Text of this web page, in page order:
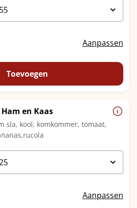
Aanpassen
Toevoegen
en Kaas
sla, kool, komkommer, tomaat,
Aanpassen